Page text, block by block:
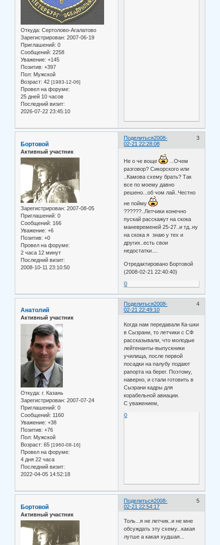
Откуда: Сертолово-Агалатово
Зарегистрирован: 2007-06-19
Приглашений: 0
Сообщений: 2258
Уважение: +145
Позитив: +397
Пол: Мужской
Возраст: 42 [1983-12-06]
Провел на форуме:
25 дней 10 часов
Последний визит:
2026-07-22 23:45:10
Поделиться 3
2008-
02-21 22:28:08
Бортовой
Активный участник
Зарегистрирован: 2007-08-05
Приглашений: 0
Сообщений: 166
Уважение: +6
Позитив: +0
Провел на форуме:
2 часа 12 минут
Последний визит:
2008-10-11 23:10:50
Не о че воще
...Очем
разговор? Сикорского или
..Камова схему брать? Так
все по моему давно
решено...об чом лай..Честно
не пойму
??????..Летчики конечно
пускай расскажут на скока
маневременей 25-27..и тд..ну
на скока я знаю у тех и
других..есть свои
недостатки....
Отредактировано Бортовой
(2008-02-21 22:40:40)
0
Поделиться 4
2008-
02-21 22:49:10
Анатолий
Активный участник
Откуда: г. Казань
Зарегистрирован: 2007-07-24
Приглашений: 0
Сообщений: 1160
Уважение: +38
Позитив: +76
Пол: Мужской
Возраст: 65 [1960-08-16]
Провел на форуме:
4 дня 22 часа
Последний визит:
2022-04-05 14:52:18
Когда нам передавали Ка-шки
в Сызрани, то летчики с СФ
рассказывали, что молодые
лейтенанты-выпускники
училища, после первой
посадки на палубу подают
рапорта на берег. Поэтому,
наверно, и стали готовить в
Сызрани кадры для
корабельной авиации.
С уважением,
0
Поделиться 5
2008-
02-21 22:54:17
Бортовой
Активный участник
Толь...я не летчик..и не мне
обсуждать эту схему...какая
лутше а какая худшая...